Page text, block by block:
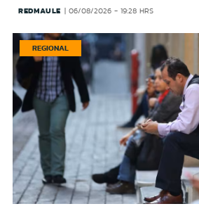
REDMAULE 06/08/2026 - 19:28 HRS
REGIONAL